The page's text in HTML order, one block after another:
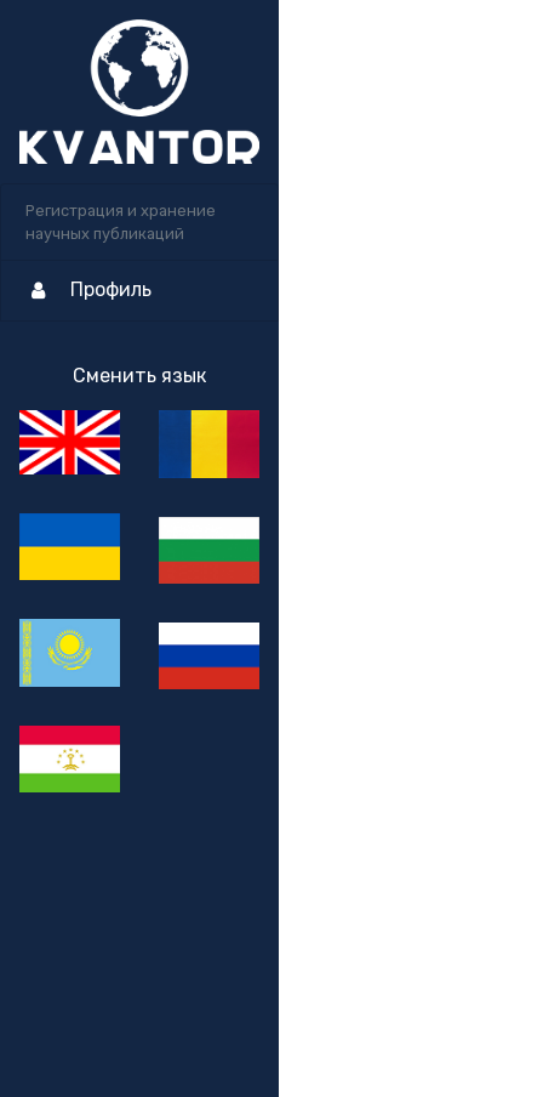
Регистрация и хранение
научных публикаций
Профиль
Сменить язык